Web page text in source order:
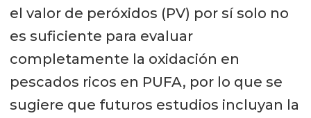
el valor de peróxidos (PV) por sí solo no
es suficiente para evaluar
completamente la oxidación en
pescados ricos en PUFA, por lo que se
sugiere que futuros estudios incluyan la